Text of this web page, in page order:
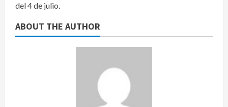
del 4 de julio.
ABOUT THE AUTHOR